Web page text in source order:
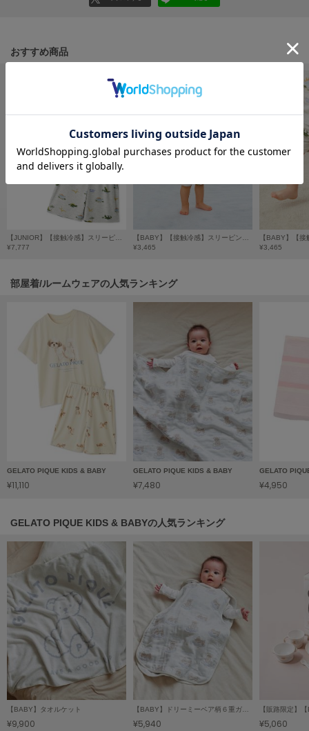
GELATO PIQUE CAT&DOG
ジェラート ピケ キャットアンドドッグ
gelato pique Sleep
ジェラート ピケ スリープ
GRAMICCI
へノン
ハンター
HOKA ONEONE
ホカ オネオネ
ラート
le
ル
le coq sportif
ルコックスポルティフ
LeSportsac
レスポートサック
LILY BROWN
リリーブラウン
LILY BROWN Lingerie
リリーブラウンランジェリー
LITTLE UNION TOKYO
リトルユニオン トウキョウ
おすすめ商品
¥7,777
¥3,465
¥3,465
部屋着/ルームウェアの人気ランキング
GELATO PIQUE KIDS & BABY
¥11,110
GELATO PIQUE KIDS & BABY
¥7,480
GELATO
¥4,950
GELATO PIQUE KIDS & BABYの人気ランキング
【BABY】タオルケット
¥9,900
【BABY】ドリーミーベア柄６重ガーゼスリーパー
¥5,940 ¥5,060